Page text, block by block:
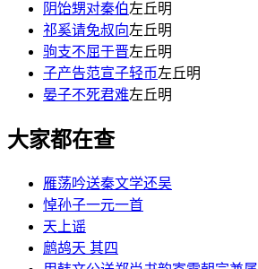
阴饴甥对秦伯左丘明
祁奚请免叔向左丘明
驹支不屈于晋左丘明
子产告范宣子轻币左丘明
晏子不死君难左丘明
大家都在查
雁荡吟送秦文学还吴
悼孙子一元一首
天上谣
鹧鸪天 其四